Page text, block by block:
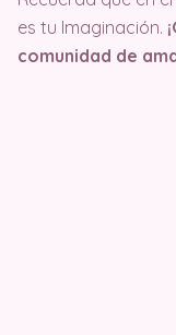
es tu Imaginación.
comunidad de